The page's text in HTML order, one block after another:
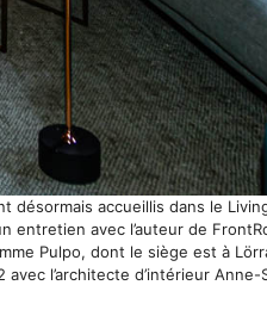
accueillis dans le
entretien avec l’auteur de
Pulpo, dont le siège est à
l’architecte d’intérieur